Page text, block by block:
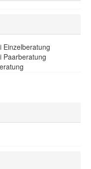
Einzelberatung
Paarberatung